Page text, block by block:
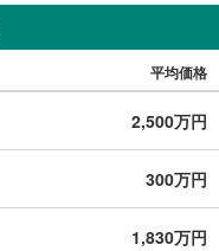
平均価格
2,500万円
300万円
1,830万円